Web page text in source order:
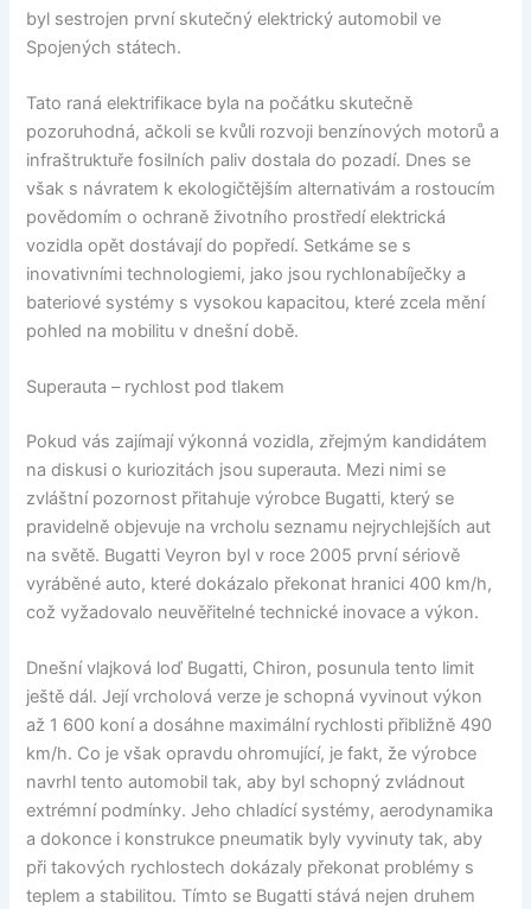
byl sestrojen první skutečný elektrický automobil ve
Spojených státech.
Tato raná elektrifikace byla na počátku skutečně
pozoruhodná, ačkoli se kvůli rozvoji benzínových motorů a
infraštruktuře fosilních paliv dostala do pozadí. Dnes se
však s návratem k ekologičtějším alternativám a rostoucím
povědomím o ochraně životního prostředí elektrická
vozidla opět dostávají do popředí. Setkáme se s
inovativními technologiemi, jako jsou rychlonabíječky a
bateriové systémy s vysokou kapacitou, které zcela mění
pohled na mobilitu v dnešní době.
Superauta – rychlost pod tlakem
Pokud vás zajímají výkonná vozidla, zřejmým kandidátem
na diskusi o kuriozitách jsou superauta. Mezi nimi se
zvláštní pozornost přitahuje výrobce Bugatti, který se
pravidelně objevuje na vrcholu seznamu nejrychlejších aut
na světě. Bugatti Veyron byl v roce 2005 první sériově
vyráběné auto, které dokázalo překonat hranici 400 km/h,
což vyžadovalo neuvěřitelné technické inovace a výkon.
Dnešní vlajková loď Bugatti, Chiron, posunula tento limit
ještě dál. Její vrcholová verze je schopná vyvinout výkon
až 1 600 koní a dosáhne maximální rychlosti přibližně 490
km/h. Co je však opravdu ohromující, je fakt, že výrobce
navrhl tento automobil tak, aby byl schopný zvládnout
extrémní podmínky. Jeho chladící systémy, aerodynamika
a dokonce i konstrukce pneumatik byly vyvinuty tak, aby
při takových rychlostech dokázaly překonat problémy s
teplem a stabilitou. Tímto se Bugatti stává nejen druhem